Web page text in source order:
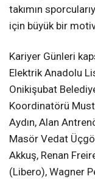
takımın
için büyük bir
Kariyer Günleri
Elektrik Anadolu
Onikişubat
Koordinatörü
Aydın, Alan
Masör Vedat
Akkuş, Renan
(Libero), Wagner